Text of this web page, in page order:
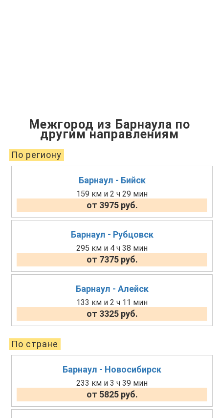
Межгород из Барнаула по
другим направлениям
По региону
Барнаул - Бийск
159 км и 2 ч 29 мин
от 3975 руб.
Барнаул - Рубцовск
295 км и 4 ч 38 мин
от 7375 руб.
Барнаул - Алейск
133 км и 2 ч 11 мин
от 3325 руб.
По стране
Барнаул - Новосибирск
233 км и 3 ч 39 мин
от 5825 руб.